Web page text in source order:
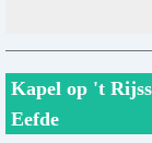
Kapel op 't
Eefde